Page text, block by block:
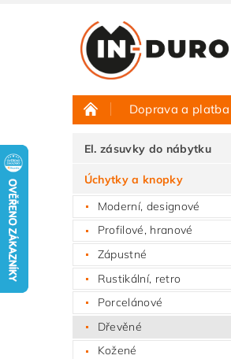
Doprava a platba
Půjčovna vzorků
El. zásuvky do nábytku
Úchytky a knopky
Moderní, designové
Profilové, hranové
Zápustné
Rustikální, retro
Porcelánové
Dřevěné
Kožené